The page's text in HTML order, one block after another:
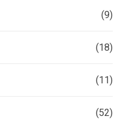
(9)
(18)
(11)
(52)